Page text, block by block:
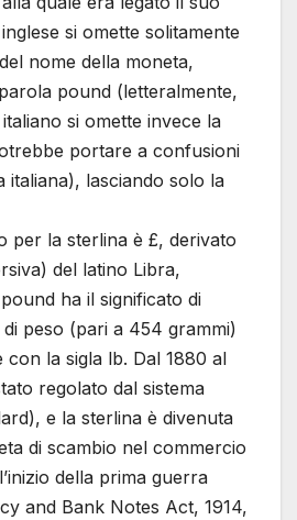
si omette solitamente
nome della moneta,
pound (letteralmente,
italiano si omette invece la
portare a confusioni
italiana), lasciando solo la
per la sterlina è £, derivato
del latino Libra,
ha il significato di
peso (pari a 454 grammi)
con la sigla lb. Dal 1880 al
regolato dal sistema
e la sterlina è divenuta
di scambio nel commercio
della prima guerra
and Bank Notes Act, 1914,